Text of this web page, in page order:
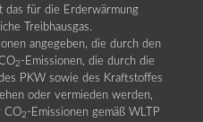
das für die Erderwärmung
Treibhausgas.
angegeben, die durch den
2 -Emissionen, die durch die
PKW sowie des Kraftstoffes
oder vermieden werden,
CO2 -Emissionen gemäß WLTP